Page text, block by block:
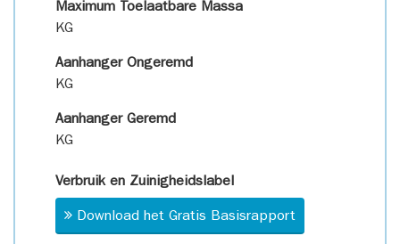
Maximum Toelaatbare Massa
KG
Aanhanger Ongeremd
KG
Aanhanger Geremd
KG
Verbruik en Zuinigheidslabel
Download het Gratis Basisrapport